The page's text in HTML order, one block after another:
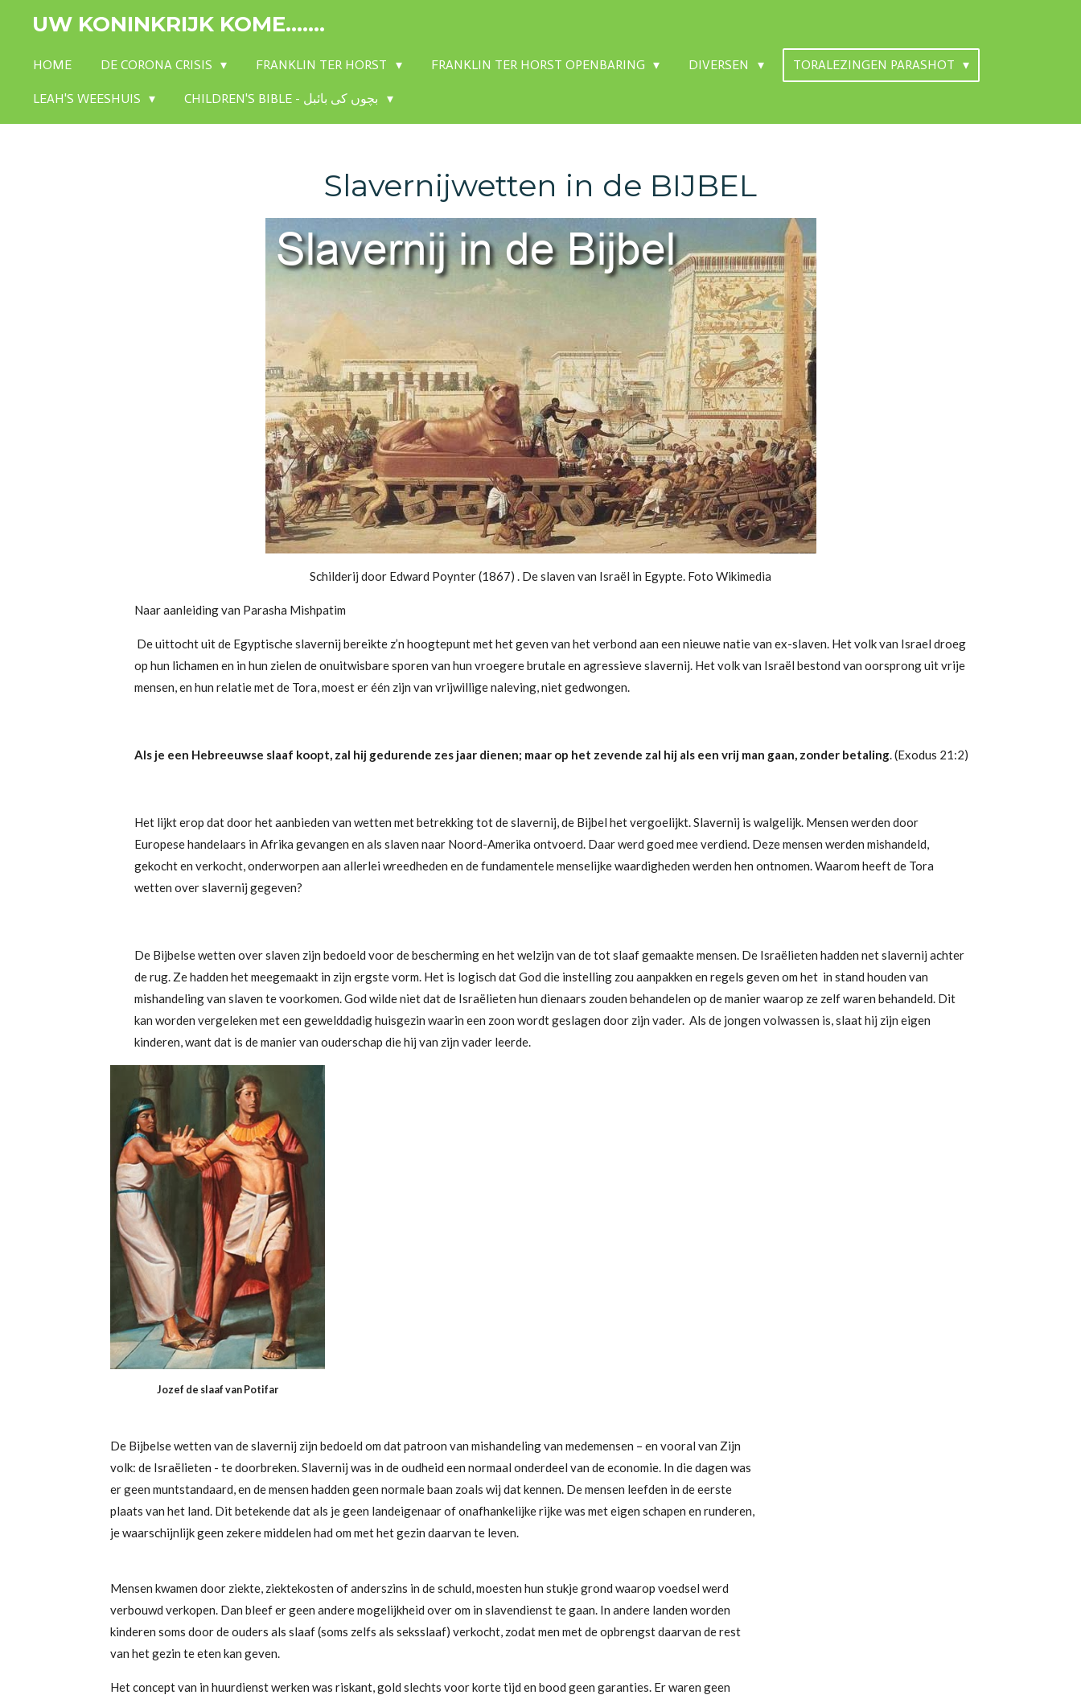
hoofdinhoud
UW KONINKRIJK KOME.......
HOME DE CORONA CRISIS FRANKLIN TER HORST FRANKLIN TER HORST OPENBARING DIVERSEN TORALEZINGEN PARASHOT
LEAH'S WEESHUIS
Slavernijwetten in de BIJBEL
Schilderij door Edward Poynter (1867) . De slaven van Israël in Egypte. Foto Wikimedia
Naar aanleiding van Parasha Mishpatim
De uittocht uit de Egyptische slavernij bereikte z’n hoogtepunt met het geven van het verbond aan een nieuwe natie van ex-slaven. Het volk van Israel droeg
op hun lichamen en in hun zielen de onuitwisbare sporen van hun vroegere brutale en agressieve slavernij. Het volk van Israël bestond van oorsprong uit vrije
mensen, en hun relatie met de Tora, moest er één zijn van vrijwillige naleving, niet gedwongen.
Als je een Hebreeuwse slaaf koopt, zal hij gedurende zes jaar dienen; maar op het zevende zal hij als een vrij man gaan, zonder betaling. (Exodus 21:2)
Het lijkt erop dat door het aanbieden van wetten met betrekking tot de slavernij, de Bijbel het vergoelijkt. Slavernij is walgelijk. Mensen werden door
Europese handelaars in Afrika gevangen en als slaven naar Noord-Amerika ontvoerd. Daar werd goed mee verdiend. Deze mensen werden mishandeld,
gekocht en verkocht, onderworpen aan allerlei wreedheden en de fundamentele menselijke waardigheden werden hen ontnomen. Waarom heeft de Tora
wetten over slavernij gegeven?
De Bijbelse wetten over slaven zijn bedoeld voor de bescherming en het welzijn van de tot slaaf gemaakte mensen. De Israëlieten hadden net slavernij achter
de rug. Ze hadden het meegemaakt in zijn ergste vorm. Het is logisch dat God die instelling zou aanpakken en regels geven om het in stand houden van
mishandeling van slaven te voorkomen. God wilde niet dat de Israëlieten hun dienaars zouden behandelen op de manier waarop ze zelf waren behandeld. Dit
kan worden vergeleken met een gewelddadig huisgezin waarin een zoon wordt geslagen door zijn vader. Als de jongen volwassen is, slaat hij zijn eigen
kinderen, want dat is de manier van ouderschap die hij van zijn vader leerde.
Jozef de slaaf van Potifar
De Bijbelse wetten van de slavernij zijn bedoeld om dat patroon van mishandeling van medemensen – en vooral van Zijn
volk: de Israëlieten - te doorbreken. Slavernij was in de oudheid een normaal onderdeel van de economie. In die dagen was
er geen muntstandaard, en de mensen hadden geen normale baan zoals wij dat kennen. De mensen leefden in de eerste
plaats van het land. Dit betekende dat als je geen landeigenaar of onafhankelijke rijke was met eigen schapen en runderen,
je waarschijnlijk geen zekere middelen had om met het gezin daarvan te leven.
Mensen kwamen door ziekte, ziektekosten of anderszins in de schuld, moesten hun stukje grond waarop voedsel werd
verbouwd verkopen. Dan bleef er geen andere mogelijkheid over om in slavendienst te gaan. In andere landen worden
kinderen soms door de ouders als slaaf (soms zelfs als seksslaaf) verkocht, zodat men met de opbrengst daarvan de rest
van het gezin te eten kan geven.
Het concept van in huurdienst werken was riskant, gold slechts voor korte tijd en bood geen garanties. Er waren geen